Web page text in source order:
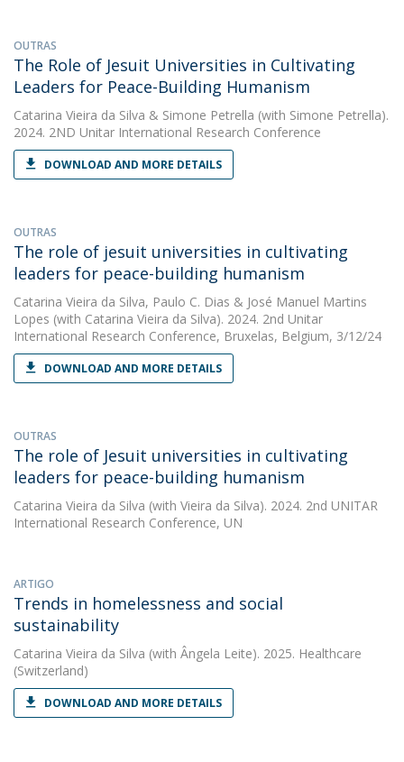
OUTRAS
The Role of Jesuit Universities in Cultivating
Leaders for Peace-Building Humanism
Catarina Vieira da Silva & Simone Petrella (with Simone Petrella).
2024. 2ND Unitar International Research Conference
DOWNLOAD AND MORE DETAILS
OUTRAS
The role of jesuit universities in cultivating
leaders for peace-building humanism
Catarina Vieira da Silva, Paulo C. Dias & José Manuel Martins
Lopes (with Catarina Vieira da Silva). 2024. 2nd Unitar
International Research Conference, Bruxelas, Belgium, 3/12/24
DOWNLOAD AND MORE DETAILS
OUTRAS
The role of Jesuit universities in cultivating
leaders for peace-building humanism
Catarina Vieira da Silva (with Vieira da Silva). 2024. 2nd UNITAR
International Research Conference, UN
ARTIGO
Trends in homelessness and social
sustainability
Catarina Vieira da Silva (with Ângela Leite). 2025. Healthcare
(Switzerland)
DOWNLOAD AND MORE DETAILS